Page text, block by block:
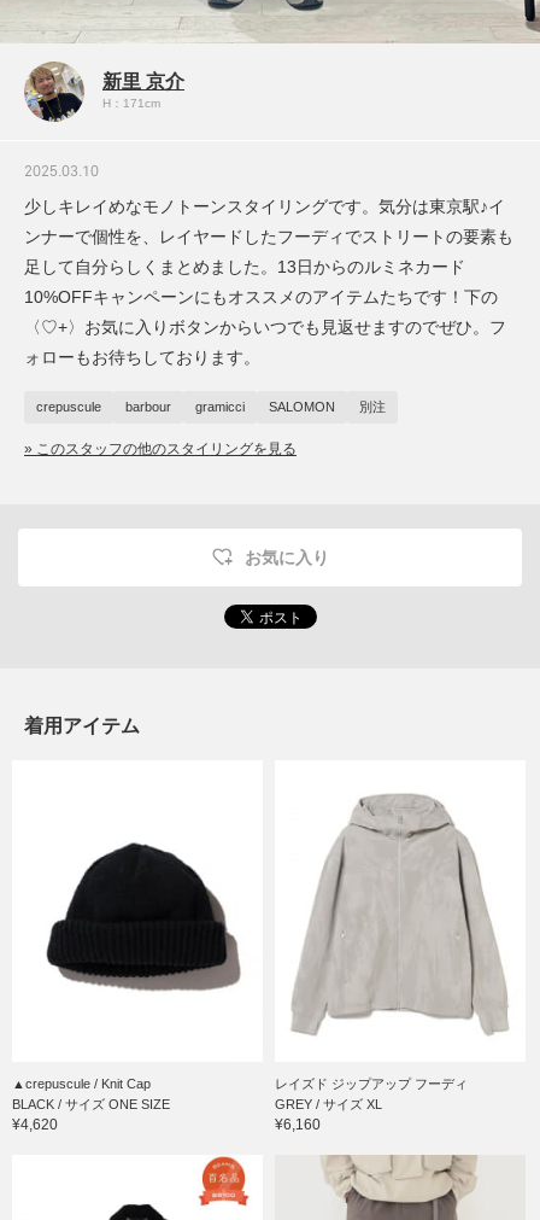
新里 京介
H：171cm
2025.03.10
少しキレイめなモノトーンスタイリングです。気分は東京駅♪イ
ンナーで個性を、レイヤードしたフーディでストリートの要素も
足して自分らしくまとめました。13日からのルミネカード
10%OFFキャンペーンにもオススメのアイテムたちです！下の
〈♡+〉お気に入りボタンからいつでも見返せますのでぜひ。フ
ォローもお待ちしております。
crepuscule barbour gramicci SALOMON 別注
» このスタッフの他のスタイリングを見る
お気に入り
着用アイテム
▲crepuscule / Knit Cap
BLACK / サイズ ONE SIZE
¥4,620
レイズド ジップアップ フーディ
GREY / サイズ XL
¥6,160